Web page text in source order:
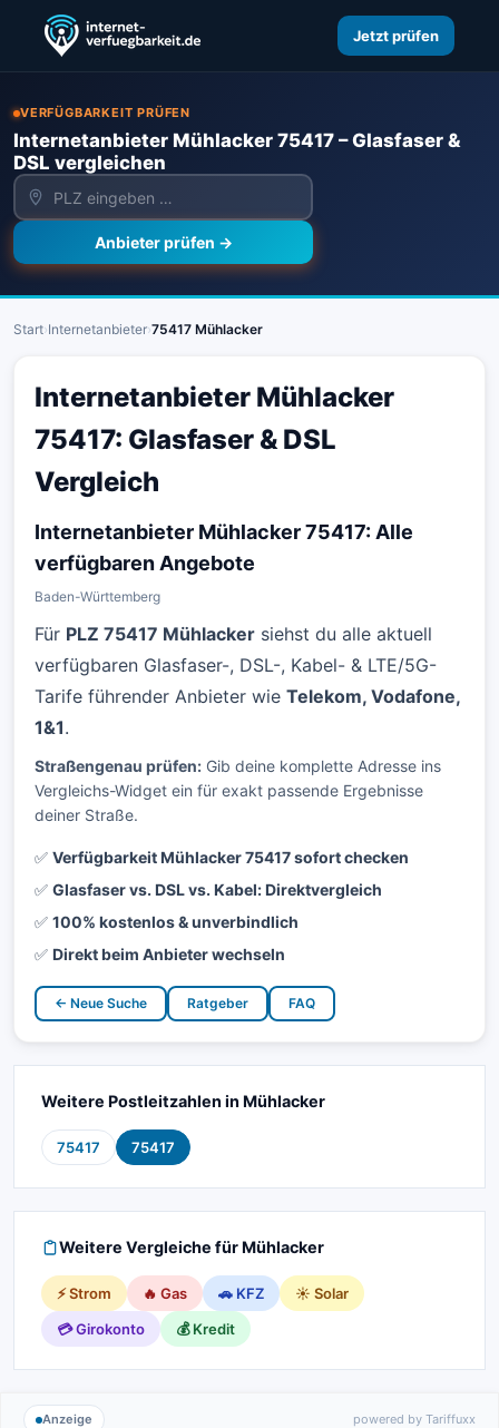
Jetzt prüfen
VERFÜGBARKEIT PRÜFEN
Internetanbieter Mühlacker 75417 – Glasfaser &
DSL vergleichen
Anbieter prüfen →
Start›Internetanbieter›75417 Mühlacker
Internetanbieter Mühlacker
75417: Glasfaser & DSL
Vergleich
Internetanbieter Mühlacker 75417: Alle
verfügbaren Angebote
Baden-Württemberg
Für PLZ 75417 Mühlacker siehst du alle aktuell
verfügbaren Glasfaser-, DSL-, Kabel- & LTE/5G-
Tarife führender Anbieter wie Telekom, Vodafone,
1&1.
Straßengenau prüfen: Gib deine komplette Adresse ins
Vergleichs-Widget ein für exakt passende Ergebnisse
deiner Straße.
✅ Verfügbarkeit Mühlacker 75417 sofort checken
✅ Glasfaser vs. DSL vs. Kabel: Direktvergleich
✅ 100% kostenlos & unverbindlich
✅ Direkt beim Anbieter wechseln
← Neue Suche Ratgeber FAQ
Weitere Postleitzahlen in Mühlacker
75417 75417
Weitere Vergleiche für Mühlacker
⚡ Strom 🔥 Gas 🚗 KFZ
☀️ Solar
💳 Girokonto
💰 Kredit
Anzeige powered by Tariffuxx